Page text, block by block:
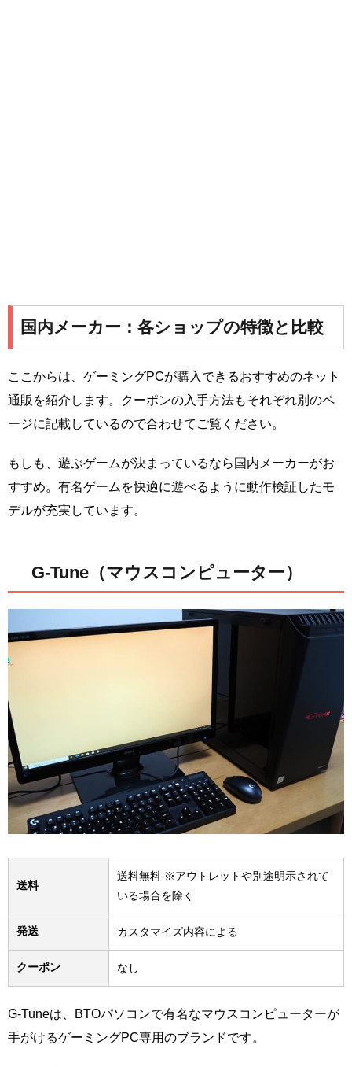
国内メーカー：各ショップの特徴と比較
ここからは、ゲーミングPCが購入できるおすすめのネット
通販を紹介します。クーポンの入手方法もそれぞれ別のペ
ージに記載しているので合わせてご覧ください。
もしも、遊ぶゲームが決まっているなら国内メーカーがお
すすめ。有名ゲームを快適に遊べるように動作検証したモ
デルが充実しています。
G-Tune（マウスコンピューター）
送料
送料無料 ※アウトレットや別途明示されて
いる場合を除く
発送 カスタマイズ内容による
クーポン なし
G-Tuneは、BTOパソコンで有名なマウスコンピューターが
手がけるゲーミングPC専用のブランドです。